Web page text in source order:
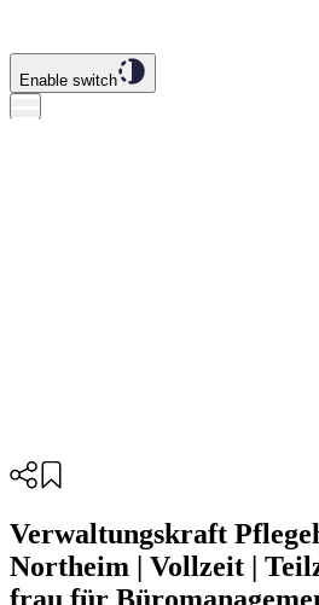
Enable switch
Verwaltungskraft
Northeim | Vollzeit |
frau für